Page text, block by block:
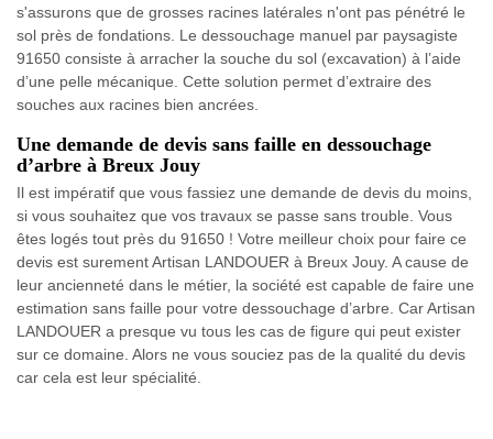
s'assurons que de grosses racines latérales n'ont pas pénétré le
sol près de fondations. Le dessouchage manuel par paysagiste
91650 consiste à arracher la souche du sol (excavation) à l’aide
d’une pelle mécanique. Cette solution permet d’extraire des
souches aux racines bien ancrées.
Une demande de devis sans faille en dessouchage
d’arbre à Breux Jouy
Il est impératif que vous fassiez une demande de devis du moins,
si vous souhaitez que vos travaux se passe sans trouble. Vous
êtes logés tout près du 91650 ! Votre meilleur choix pour faire ce
devis est surement Artisan LANDOUER à Breux Jouy. A cause de
leur ancienneté dans le métier, la société est capable de faire une
estimation sans faille pour votre dessouchage d’arbre. Car Artisan
LANDOUER a presque vu tous les cas de figure qui peut exister
sur ce domaine. Alors ne vous souciez pas de la qualité du devis
car cela est leur spécialité.